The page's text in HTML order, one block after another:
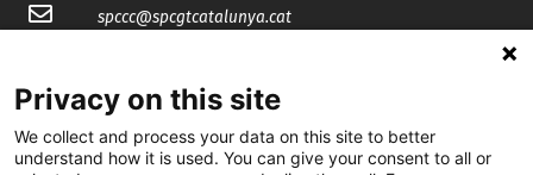
spccc@spcgtcatalunya.cat
@CGTCatalunya
Privacy on this site
We collect and process your data on this site to better
understand how it is used. You can give your consent to all or